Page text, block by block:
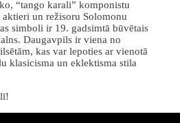
“tango karali” komponistu
un režisoru Solomonu
simboli ir 19. gadsimtā būvētais
Daugavpils ir viena no
kas var lepoties ar vienotā
klasicisma un eklektisma stila